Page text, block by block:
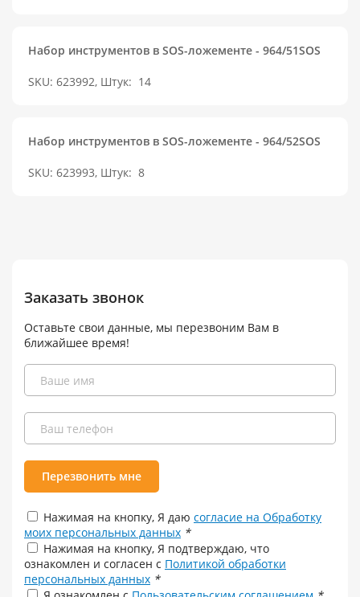
Набор инструментов в SOS-ложементе - 964/51SOS
SKU: 623992, Штук: 14
Набор инструментов в SOS-ложементе - 964/52SOS
SKU: 623993, Штук: 8
Заказать звонок
Оставьте свои данные, мы перезвоним Вам в
ближайшее время!
Перезвонить мне
Нажимая на кнопку, Я даю согласие на Обработку
моих персональных данных *
Нажимая на кнопку, Я подтверждаю, что
ознакомлен и согласен с Политикой обработки
персональных данных *